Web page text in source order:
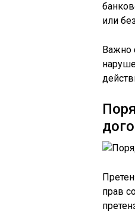
или
Важно
прав